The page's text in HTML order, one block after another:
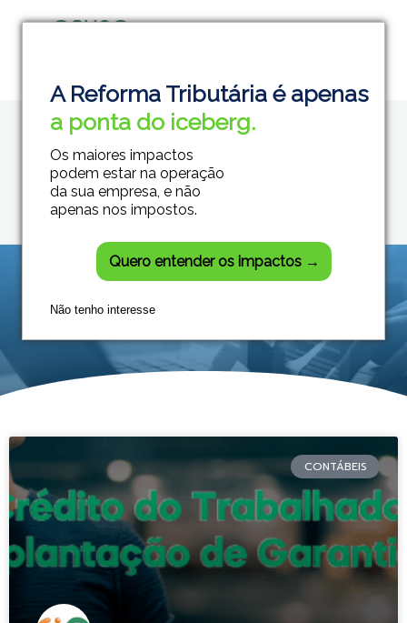
A Reforma Tributária é apenas
a ponta do iceberg.
Os maiores impactos
podem estar na operação
da sua empresa, e não
apenas nos impostos.
Quero entender os impactos →
Não tenho interesse
Grupo Módulos
Sistemas Contábeis e Empresariais
Posts tagged:
Crédito do
Trabalhador
CONTÁBEIS